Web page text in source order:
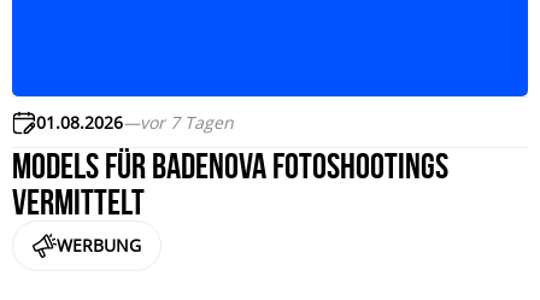
01.08.2026—vor 7 Tagen
Models für badenova Fotoshootings
vermittelt
WERBUNG